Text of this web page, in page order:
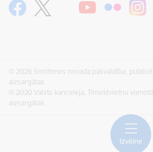
Izvēlne
© 2026 Smiltenes novada pašvaldība,
aizsargātas.
© 2020 Valsts kanceleja, Tīmekļvietņu
aizsargātas.